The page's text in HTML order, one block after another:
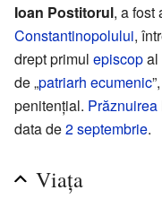
Ioan Postitorul, a fost
Constantinopolului,
drept primul episcopal
de „patriarh ecumenic
penitențial. Prăznuirea
data de2 septembrie.
Viața